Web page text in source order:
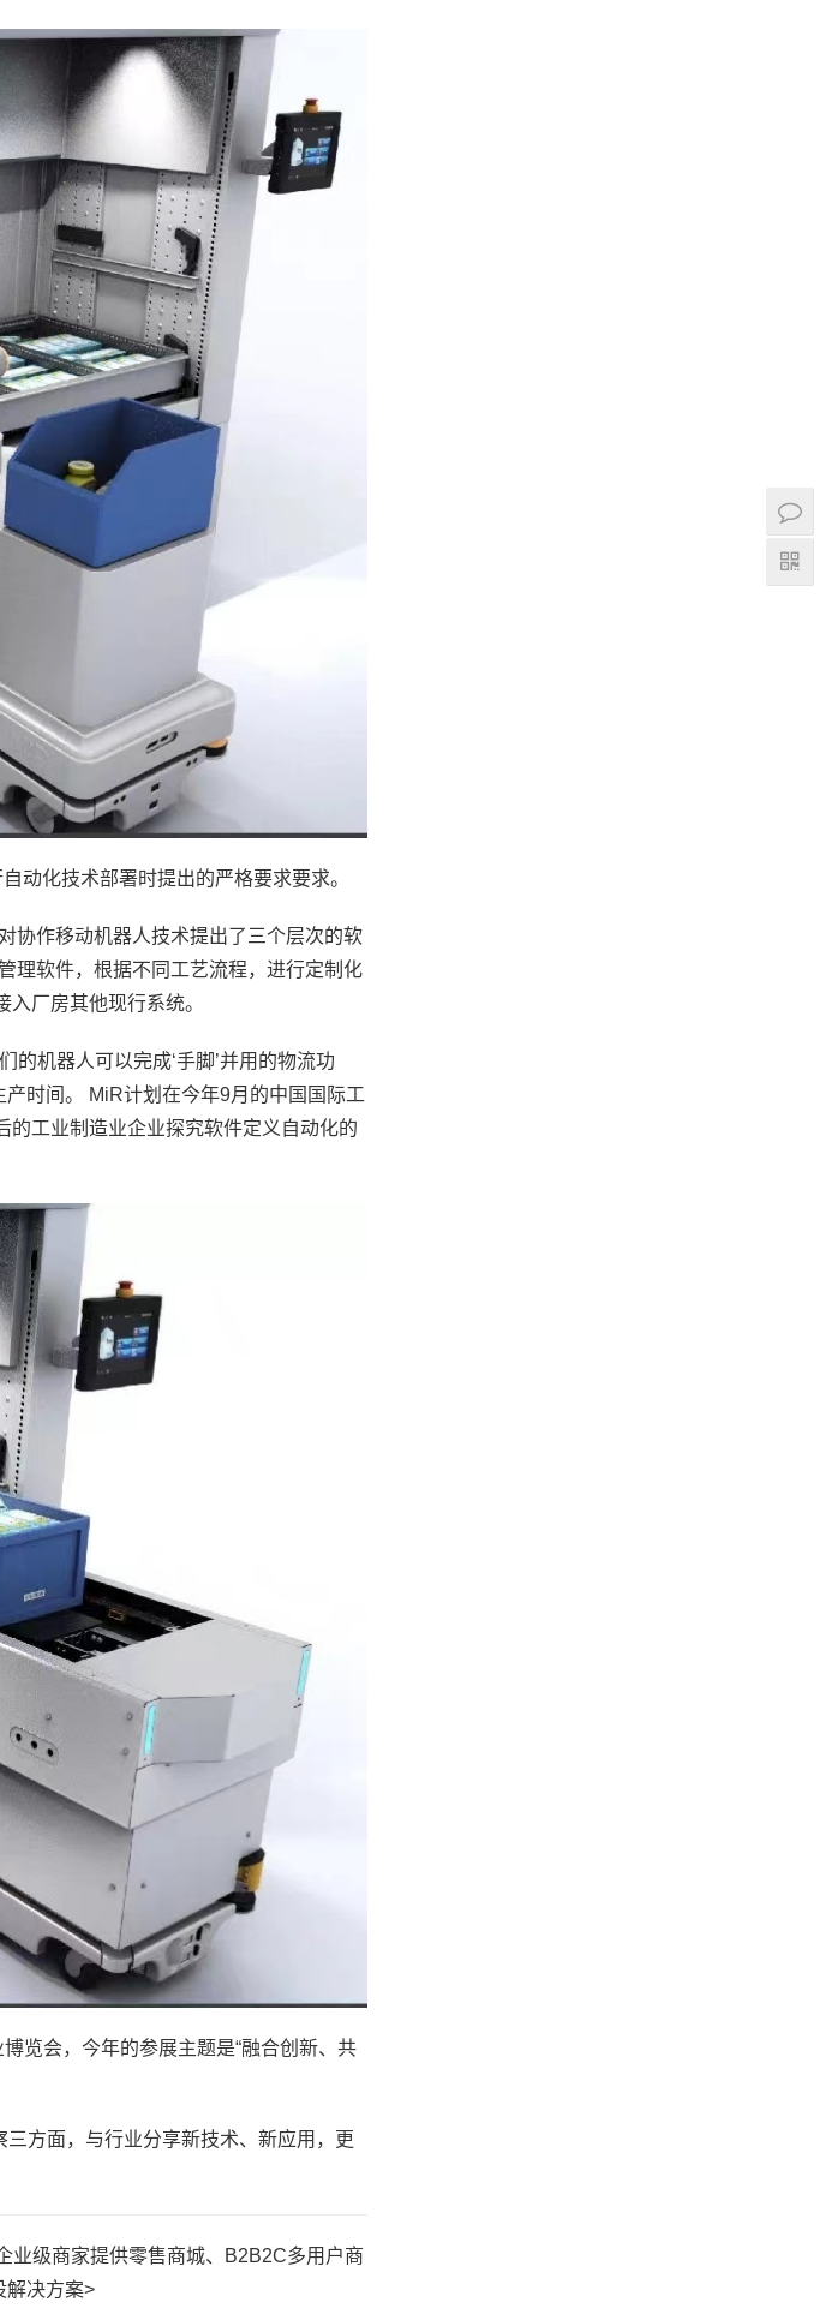
动化技术部署时提出的严格要求要求。
协作移动机器人技术提出了三个层次的软
理软件，根据不同工艺流程，进行定制化
厂房其他现行系统。
的机器人可以完成‘手脚’并用的物流功
时间。 MiR计划在今年9月的中国国际工
的工业制造业企业探究软件定义自动化的
览会，今年的参展主题是“融合创新、共
方面，与行业分享新技术、新应用，更
业级商家提供零售商城、B2B2C多用户商
解决方案>